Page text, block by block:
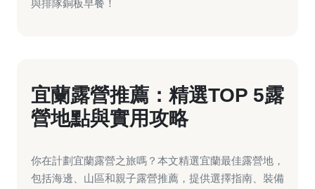
與排隊銅板早餐！
宜蘭露營推薦：精選TOP 5露
營地點與實用攻略
你在計劃宜蘭露營之旅嗎？本文精選宜蘭最佳露營地，
包括海邊、山區和親子露營推薦，提供選擇指南、裝備